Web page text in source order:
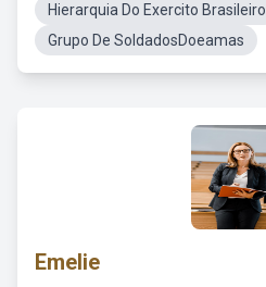
Hierarquia Do Exercito Brasileiro
Grupo De SoldadosDoeamas
Emelie